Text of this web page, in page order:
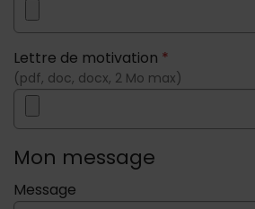
Lettre de motivation *
(pdf, doc, docx, 2 Mo max)
Mon message
Message